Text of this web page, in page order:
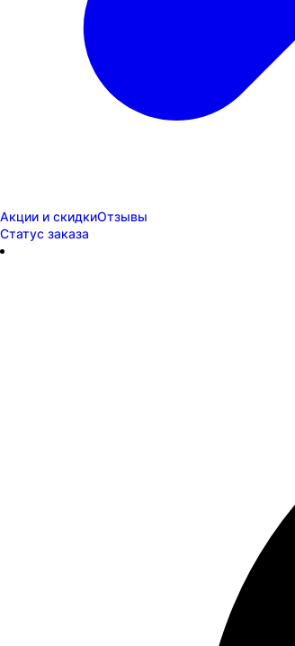
Акции и скидкиОтзывы
Статус заказа